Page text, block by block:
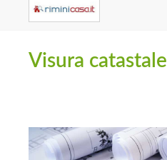
Visura catastale